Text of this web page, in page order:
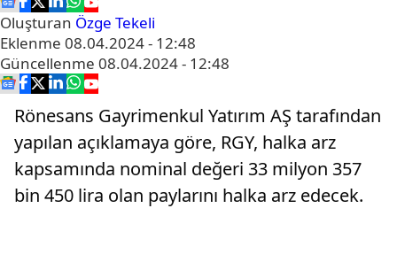
Oluşturan Özge Tekeli
Eklenme 08.04.2024 - 12:48
Güncellenme 08.04.2024 - 12:48
Rönesans Gayrimenkul Yatırım AŞ tarafından
yapılan açıklamaya göre, RGY, halka arz
kapsamında nominal değeri 33 milyon 357
bin 450 lira olan paylarını halka arz edecek.